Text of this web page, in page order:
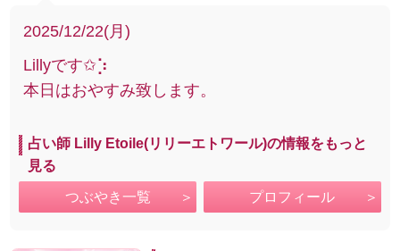
2025/12/22(月)
Lillyです✩︎⡱
本日はおやすみ致します。
占い師 Lilly Etoile(リリーエトワール)の情報をもっと
見る
つぶやき一覧 プロフィール